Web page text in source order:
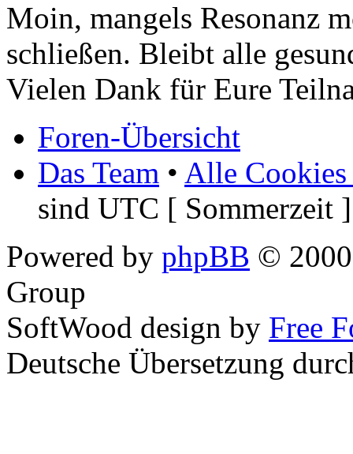
Moin, mangels Resonanz
schließen. Bleibt alle
Vielen Dank für Eure
Foren-Übersicht
Das Team • Alle Cookies
sind UTC [ Sommerzeit ]
Powered by phpBB ©
Group
SoftWood design by Free
Deutsche Übersetzung